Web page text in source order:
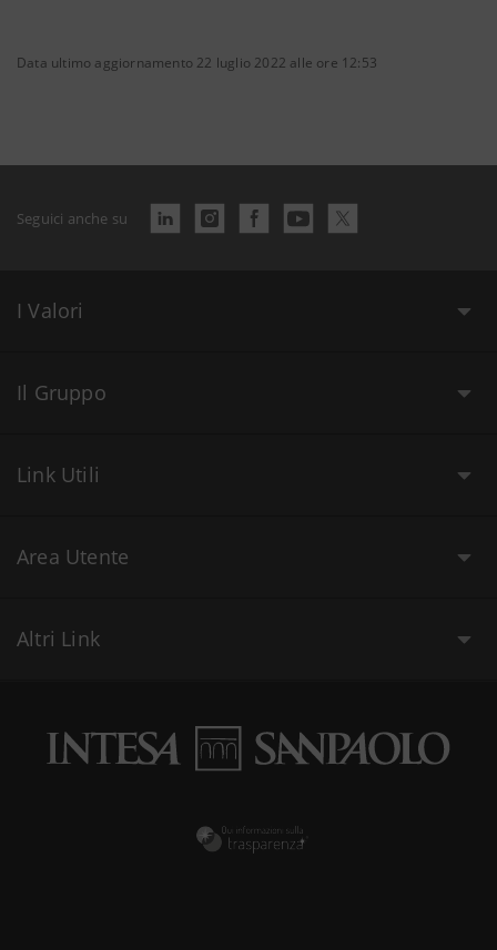
Data ultimo aggiornamento 22 luglio 2022 alle ore 12:53
Seguici anche su
I Valori
Il Gruppo
Link Utili
Area Utente
Altri Link